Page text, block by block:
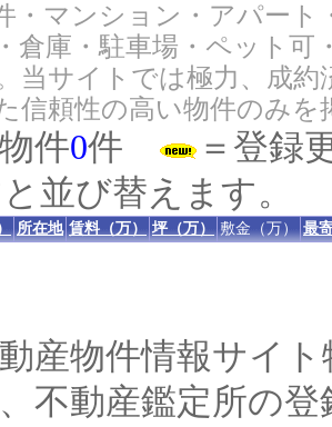
・マンション・アパー
倉庫・駐車場・ペット
当サイトでは極力、成
信頼性の高い物件のみ
件0件
＝登録
並び替えます。
所在地 賃料（万） 坪（万） 敷金（万） 最
産物件情報サイト
不動産鑑定所の